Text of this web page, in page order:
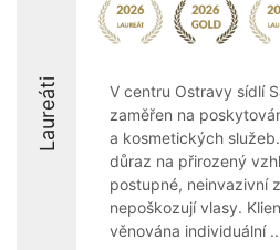
Laureáti
V centru Ostravy sídlí
zaměřen na
a kosmetických
důraz na přirozený
postupné, neinvazivní
nepoškozují vlasy.
věnována individuální